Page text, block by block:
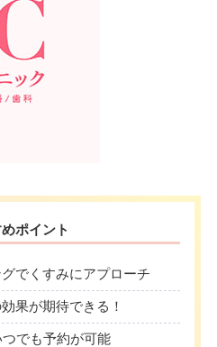
ポイント
でくすみにアプローチ
果が期待できる！
でも予約が可能